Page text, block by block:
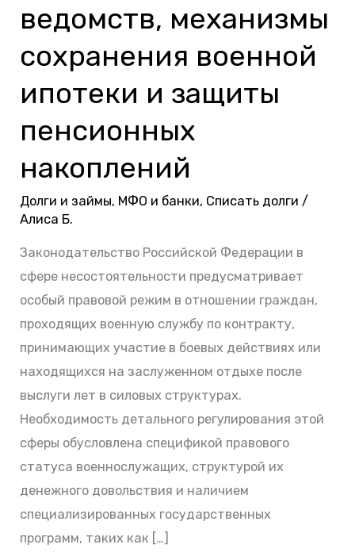
ведомств, механизмы
сохранения военной
ипотеки и защиты
пенсионных
накоплений
Долги и займы, МФО и банки, Списать долги /
Алиса Б.
Законодательство Российской Федерации в
сфере несостоятельности предусматривает
особый правовой режим в отношении граждан,
проходящих военную службу по контракту,
принимающих участие в боевых действиях или
находящихся на заслуженном отдыхе после
выслуги лет в силовых структурах.
Необходимость детального регулирования этой
сферы обусловлена спецификой правового
статуса военнослужащих, структурой их
денежного довольствия и наличием
специализированных государственных
программ, таких как […]
и
силовых
ведомств,
сохранения
военной
и
пенсионных
накоплений